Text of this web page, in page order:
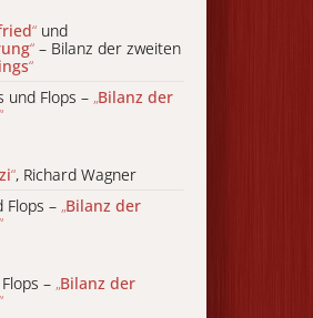
“ und
“ – Bilanz der zweiten
“
und Flops – „Bilanz der
“
“, Richard Wagner
Flops – „Bilanz der
“
– „Bilanz der
“